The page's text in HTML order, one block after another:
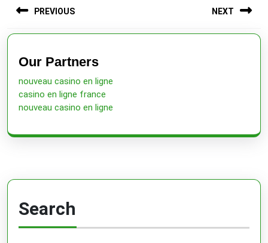
navigation
PREVIOUS
Previous
post:
NEXT
Our Partners
nouveau casino en ligne
casino en ligne france
nouveau casino en ligne
Search